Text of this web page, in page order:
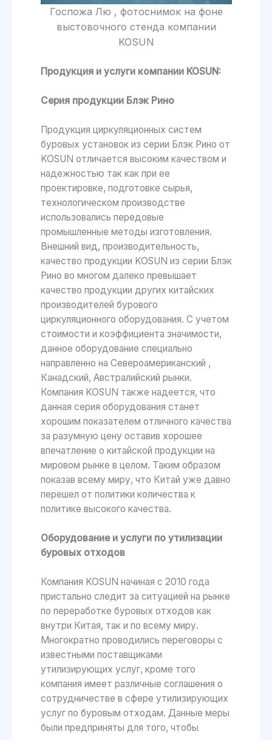
Госпожа Лю , фотоснимок на фоне
выстовочного стенда компании
KOSUN
Продукция и услуги компании KOSUN:
Серия продукции Блэк Рино
Продукция циркуляционных систем
буровых установок из серии Блэк Рино от
KOSUN отличается высоким качеством и
надежностью так как при ее
проектировке, подготовке сырья,
технологическом производстве
использовались передовые
промышленные методы изготовления.
Внешний вид, производительность,
качество продукции KOSUN из серии Блэк
Рино во многом далеко превышает
качество продукции других китайских
производителей бурового
циркуляционного оборудования. С учетом
стоимости и коэффициента значимости,
данное оборудование специально
направленно на Североамериканский ,
Канадский, Австралийский рынки.
Компания KOSUN также надеется, что
данная серия оборудования станет
хорошим показателем отличного качества
за разумную цену оставив хорошее
впечатление о китайской продукции на
мировом рынке в целом. Таким образом
показав всему миру, что Китай уже давно
перешел от политики количества к
политике высокого качества.
Оборудование и услуги по утилизации
буровых отходов
Компания KOSUN начиная с 2010 года
пристально следит за ситуацией на рынке
по переработке буровых отходов как
внутри Китая, так и по всему миру.
Многократно проводились переговоры с
известными поставщиками
утилизирующих услуг, кроме того
компания имеет различные соглашения о
сотрудничестве в сфере утилизирующих
услуг по буровым отходам. Данные меры
были предприняты для того, чтобы